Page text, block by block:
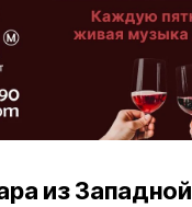
из Западной